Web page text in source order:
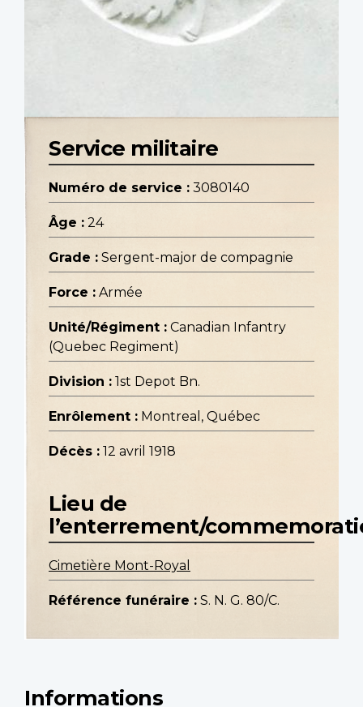
Service militaire
Numéro de service : 3080140
Âge : 24
Grade : Sergent-major de compagnie
Force : Armée
Unité/Régiment : Canadian Infantry
(Quebec Regiment)
Division : 1st Depot Bn.
Enrôlement : Montreal, Québec
Décès : 12 avril 1918
Lieu de
l’enterrement/
Cimetière Mont-Royal
Référence funéraire : S. N. G. 80/C.
Informations